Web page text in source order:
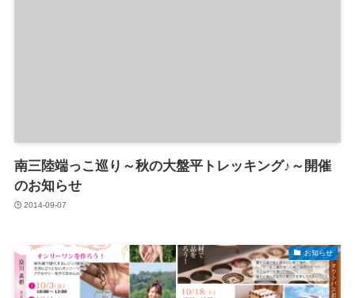
南三陸端っこ巡り～秋の大盤平トレッキング♪～開催
のお知らせ
2014-09-07
お知らせ